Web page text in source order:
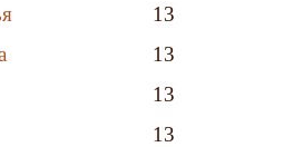
13
13
13
13